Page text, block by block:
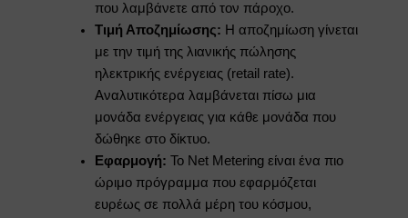
που λαμβάνετε από τον πάροχο.
Τιμή Αποζημίωσης: Η αποζημίωση γίνεται
με την τιμή της λιανικής πώλησης
ηλεκτρικής ενέργειας (retail rate).
Αναλυτικότερα λαμβάνεται πίσω μια
μονάδα ενέργειας για κάθε μονάδα που
δώθηκε στο δίκτυο.
Εφαρμογή: Το Net Metering είναι ένα πιο
ώριμο πρόγραμμα που εφαρμόζεται
ευρέως σε πολλά μέρη του κόσμου,